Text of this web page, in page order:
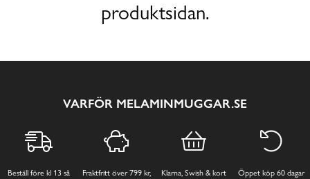
produktsidan.
VARFÖR MELAMINMUGGAR.SE
Beställ före kl 13 så
Fraktfritt över 799 kr,
Klarna, Swish & kort Öppet köp 60 dagar